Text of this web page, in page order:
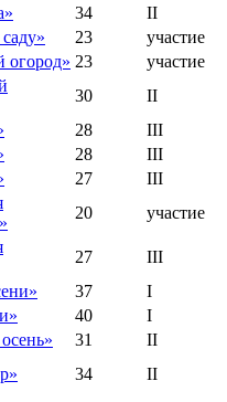
34
II
23
участие
огород» 23
участие
30
II
28
III
28
III
27
III
20 участие
27
III
37
I
40
I
31
II
34 II